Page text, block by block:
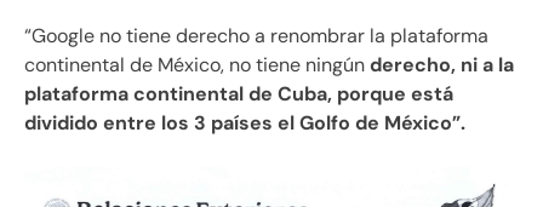
“Google no tiene derecho a renombrar la plataforma
continental de México, no tiene ningúnderecho, ni a la
plataforma continental de Cuba, porque está
dividido entre los 3 países el Golfo de México”.